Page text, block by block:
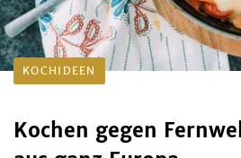
KOCHIDEEN
Kochen gegen